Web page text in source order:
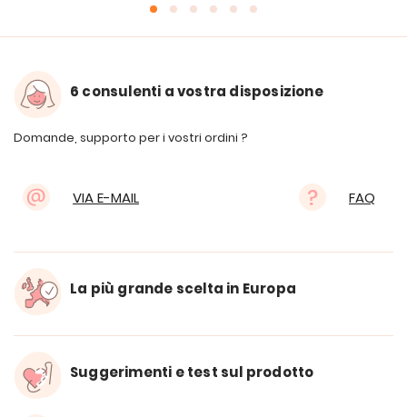
6 consulenti a vostra disposizione
Domande, supporto per i vostri ordini ?
VIA E-MAIL FAQ
La più grande scelta in Europa
Suggerimenti e test sul prodotto